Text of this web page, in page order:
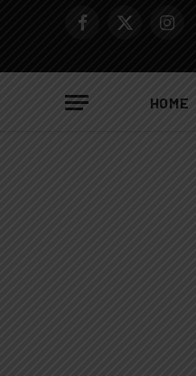
Facebook
X
HOME